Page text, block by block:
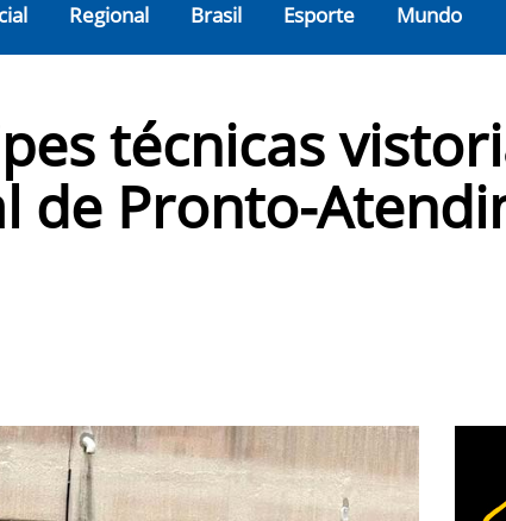
Regional Brasil Esporte Mundo
técnicas
de Pronto-